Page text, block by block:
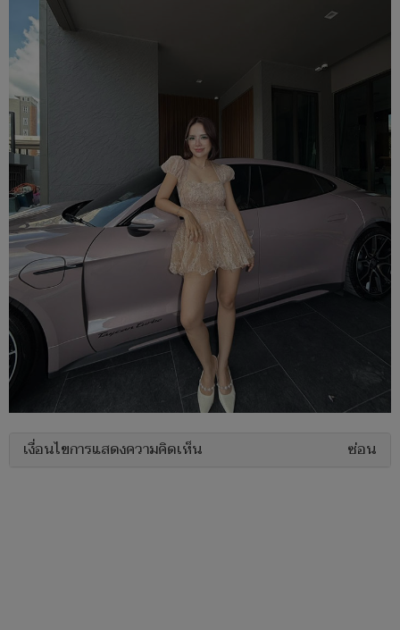
เงื่อนไขการแสดงความคิดเห็น ซ่อน